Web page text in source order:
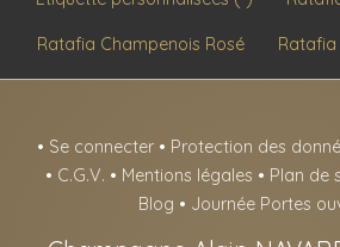
Ratafia Champenois Rosé Ratafia
• Se connecter • Protection des
• C.G.V. • Mentions légales • Plan de
Blog • Journée Portes